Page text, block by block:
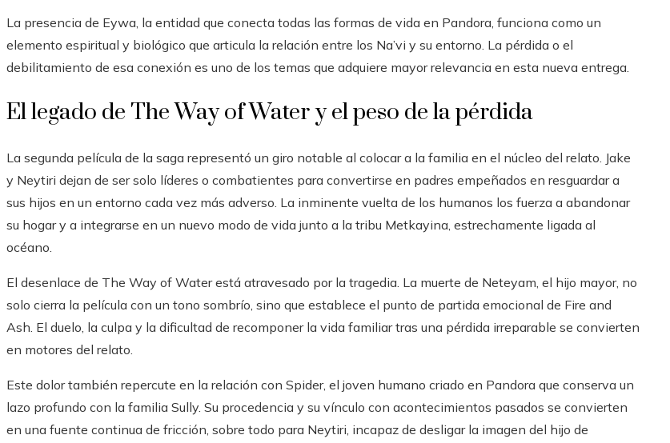
La presencia de Eywa, la entidad que conecta todas las formas de vida en Pandora, funciona como un
elemento espiritual y biológico que articula la relación entre los Na’vi y su entorno. La pérdida o el
debilitamiento de esa conexión es uno de los temas que adquiere mayor relevancia en esta nueva entrega.
El legado de The Way of Water y el peso de la pérdida
La segunda película de la saga representó un giro notable al colocar a la familia en el núcleo del relato. Jake
y Neytiri dejan de ser solo líderes o combatientes para convertirse en padres empeñados en resguardar a
sus hijos en un entorno cada vez más adverso. La inminente vuelta de los humanos los fuerza a abandonar
su hogar y a integrarse en un nuevo modo de vida junto a la tribu Metkayina, estrechamente ligada al
océano.
El desenlace de The Way of Water está atravesado por la tragedia. La muerte de Neteyam, el hijo mayor, no
solo cierra la película con un tono sombrío, sino que establece el punto de partida emocional de Fire and
Ash. El duelo, la culpa y la dificultad de recomponer la vida familiar tras una pérdida irreparable se convierten
en motores del relato.
Este dolor también repercute en la relación con Spider, el joven humano criado en Pandora que conserva un
lazo profundo con la familia Sully. Su procedencia y su vínculo con acontecimientos pasados se convierten
en una fuente continua de fricción, sobre todo para Neytiri, incapaz de desligar la imagen del hijo de